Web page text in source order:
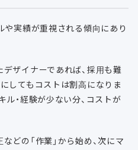
実績が重視される傾向にあり
ザイナーであれば、採用も難
してもコストは割高になりま
ル・経験が少ない分、コストが
どの「作業」から始め、次にマ